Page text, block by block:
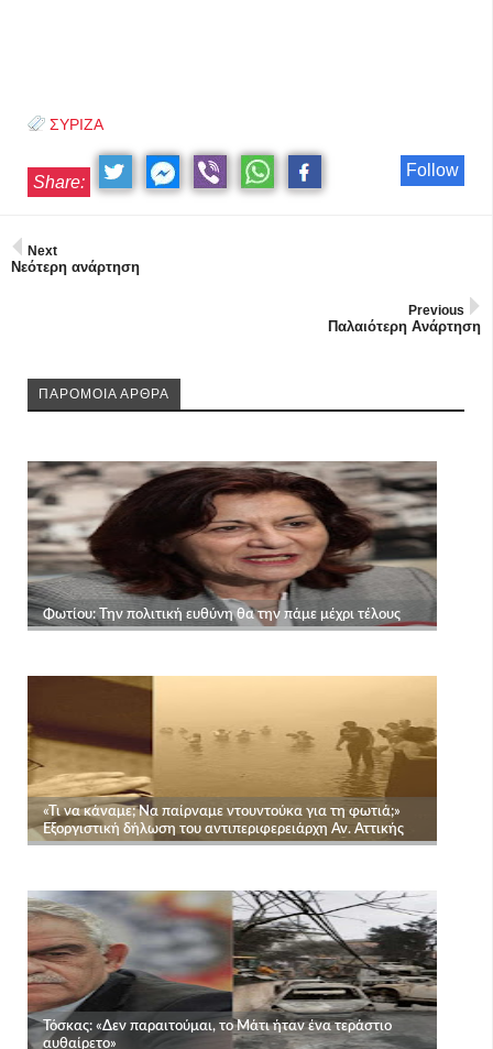
ΣΥΡΙΖΑ
Follow
Share:
Next
Νεότερη ανάρτηση
Previous
Παλαιότερη Ανάρτηση
ΠΑΡΟΜΟΙΑ ΑΡΘΡΑ